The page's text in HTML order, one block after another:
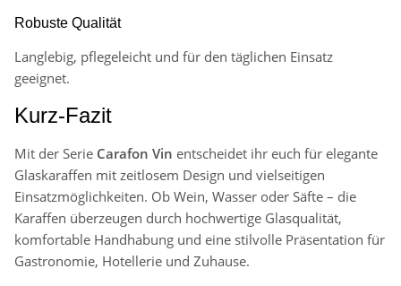
Robuste Qualität
Langlebig, pflegeleicht und für den täglichen Einsatz
geeignet.
Kurz-Fazit
Mit der Serie Carafon Vin entscheidet ihr euch für elegante
Glaskaraffen mit zeitlosem Design und vielseitigen
Einsatzmöglichkeiten. Ob Wein, Wasser oder Säfte – die
Karaffen überzeugen durch hochwertige Glasqualität,
komfortable Handhabung und eine stilvolle Präsentation für
Gastronomie, Hotellerie und Zuhause.